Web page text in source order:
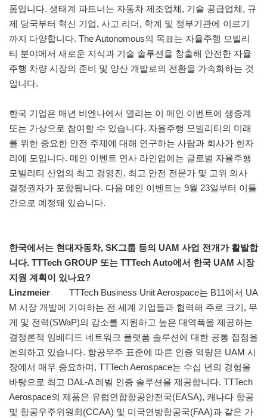
폼입니다. 생태계 파트너는 자동차 제조업체, 기술 공급업체, 규
제 당국부터 혁신 기업, 사고 리더, 학계 및 정부기관에 이르기
까지 다양합니다. The Autonomous의 목표는 자율주행 모빌리
티 분야에서 새로운 지식과 기술 솔루션을 창출해 안전한 자율
주행 차량 시장의 준비 및 양산 개발로의 전환을 가속화하는 것
입니다.
한국 기업은 매년 비엔나에서 열리는 이 메인 이벤트에 생중계
또는 가상으로 참여할 수 있습니다. 자율주행 모빌리티의 미래
를 위한 중요한 안전 주제에 대해 연구하는 사람과 회사가 한자
리에 모입니다. 메인 이벤트 연사 라인업에는 글로벌 자율주행
모빌리티 산업의 최고 경영진, 최고 안전 전문가 및 고위 의사
결정권자가 포함됩니다. 다음 메인 이벤트는 9월 23일부터 이틀
간으로 예정돼 있습니다.
한국에서는 현대자동차, SK그룹 등의 UAM 사업 전개가 활발합
니다. TTTech GROUP 또는 TTTech Auto에서 한국 UAM 시장
지원 계획이 있나요?
Linzmeier
TTTech Business Unit Aerospace는 B11에서 UA
M 시장 개발에 기여하는 전 세계 기업들과 협력해 주로 크기, 무
게 및 전력(SWaP)의 감소를 지원하고 높은 대역폭을 제공하는
결정론적 임베디드 네트워크 플랫폼 솔루션에 대한 공통 접점을
논의하고 있습니다. 항공우주 표준에 따른 인증 역량은 UAM 시
장에서 매우 중요하며, TTTech Aerospace는 수십 년의 경험을
바탕으로 최고 DAL-A 레벨 인증 솔루션을 제공합니다. TTTech
Aerospace의 제품은 유럽연합항공안전국(EASA), 캐나다 항공
및 항공우주위원회(CCAA) 및 미국연방항공국(FAA)과 같은 가